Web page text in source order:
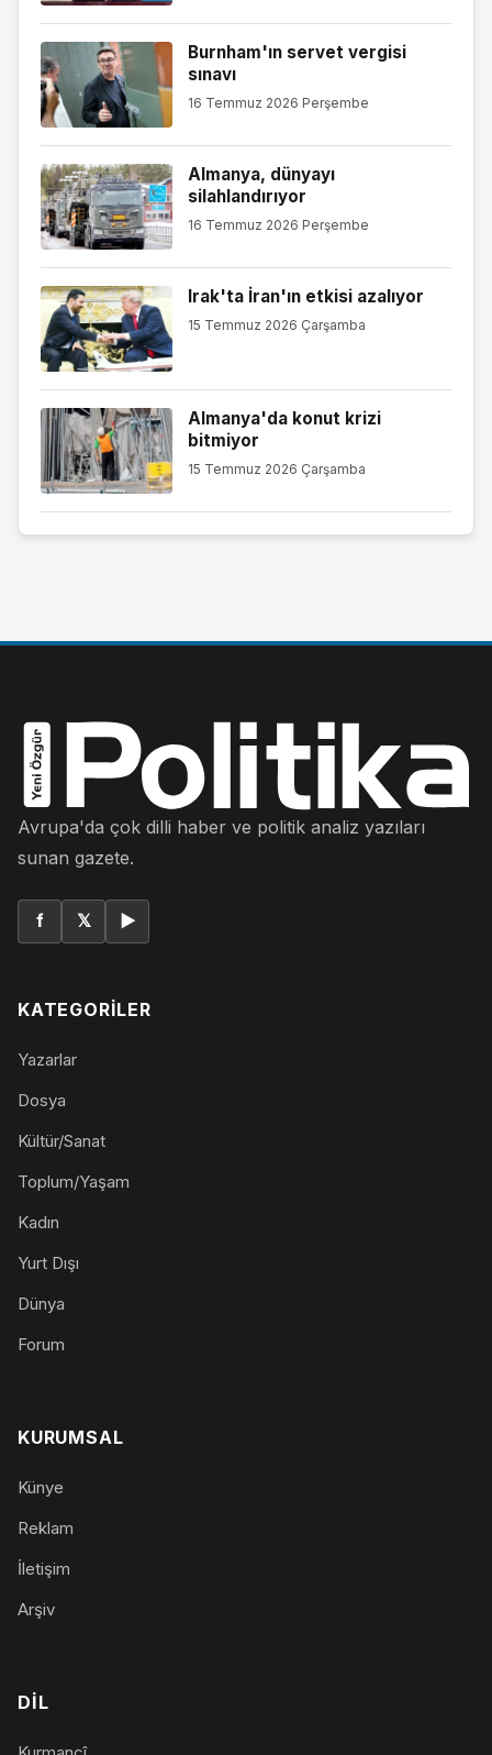
Burnham'ın servet vergisi
sınavı
16 Temmuz 2026 Perşembe
Almanya, dünyayı
silahlandırıyor
16 Temmuz 2026 Perşembe
Irak'ta İran'ın etkisi azalıyor
15 Temmuz 2026 Çarşamba
Almanya'da konut krizi
bitmiyor
15 Temmuz 2026 Çarşamba
Avrupa'da çok dilli haber ve politik analiz yazıları
sunan gazete.
f 𝕏 ▶
KATEGORILER
Yazarlar
Dosya
Kültür/Sanat
Toplum/Yaşam
Kadın
Yurt Dışı
Dünya
Forum
KURUMSAL
Künye
Reklam
İletişim
Arşiv
DIL